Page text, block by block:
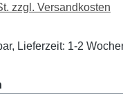
zzgl. Versandkosten
Lieferzeit: 1-2